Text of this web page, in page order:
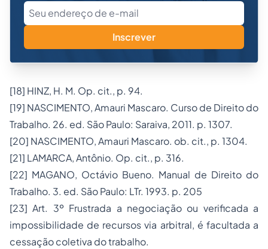
Inscrever
[18] HINZ, H. M. Op. cit., p. 94.
[19] NASCIMENTO, Amauri Mascaro. Curso de Direito do
Trabalho. 26. ed. São Paulo: Saraiva, 2011. p. 1307.
[20] NASCIMENTO, Amauri Mascaro. ob. cit., p. 1304.
[21] LAMARCA, Antônio. Op. cit., p. 316.
[22] MAGANO, Octávio Bueno. Manual de Direito do
Trabalho. 3. ed. São Paulo: LTr. 1993. p. 205
[23] Art. 3º Frustrada a negociação ou verificada a
impossibilidade de recursos via arbitral, é facultada a
cessação coletiva do trabalho.